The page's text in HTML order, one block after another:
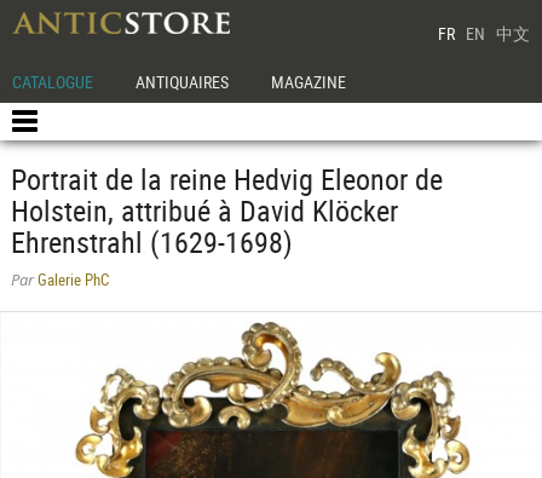
FR EN 中文
CATALOGUE ANTIQUAIRES MAGAZINE
Portrait de la reine Hedvig Eleonor de
Holstein, attribué à David Klöcker
Ehrenstrahl (1629-1698)
ParGalerie PhC